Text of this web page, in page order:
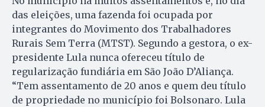
das eleições, uma fazenda foi ocupada por
integrantes do Movimento dos Trabalhadores
Rurais Sem Terra (MTST). Segundo a gestora, o ex-
presidente Lula nunca ofereceu título de
regularização fundiária em São João D’Aliança.
“Tem assentamento de 20 anos e quem deu título
de propriedade no município foi Bolsonaro. Lula